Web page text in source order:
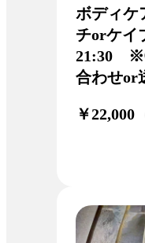
ボディケ
チorケイ
21:30
合わせor
￥22,000